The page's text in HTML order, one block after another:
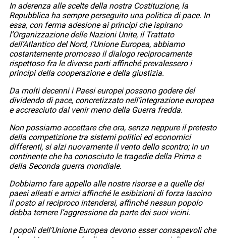
In aderenza alle scelte della nostra Costituzione, la
Repubblica ha sempre perseguito una politica di pace. In
essa, con ferma adesione ai principi che ispirano
l’Organizzazione delle Nazioni Unite, il Trattato
dell’Atlantico del Nord, l’Unione Europea, abbiamo
costantemente promosso il dialogo reciprocamente
rispettoso fra le diverse parti affinché prevalessero i
principi della cooperazione e della giustizia.
Da molti decenni i Paesi europei possono godere del
dividendo di pace, concretizzato nell’integrazione europea
e accresciuto dal venir meno della Guerra fredda.
Non possiamo accettare che ora, senza neppure il pretesto
della competizione tra sistemi politici ed economici
differenti, si alzi nuovamente il vento dello scontro; in un
continente che ha conosciuto le tragedie della Prima e
della Seconda guerra mondiale.
Dobbiamo fare appello alle nostre risorse e a quelle dei
paesi alleati e amici affinché le esibizioni di forza lascino
il posto al reciproco intendersi, affinché nessun popolo
debba temere l’aggressione da parte dei suoi vicini.
I popoli dell’Unione Europea devono esser consapevoli che